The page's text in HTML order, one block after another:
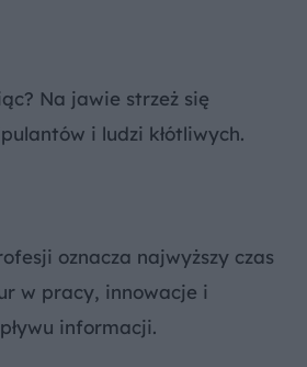
Na jawie strzeż się
i ludzi kłótliwych.
oznacza najwyższy czas
w pracy, innowacje i
informacji.